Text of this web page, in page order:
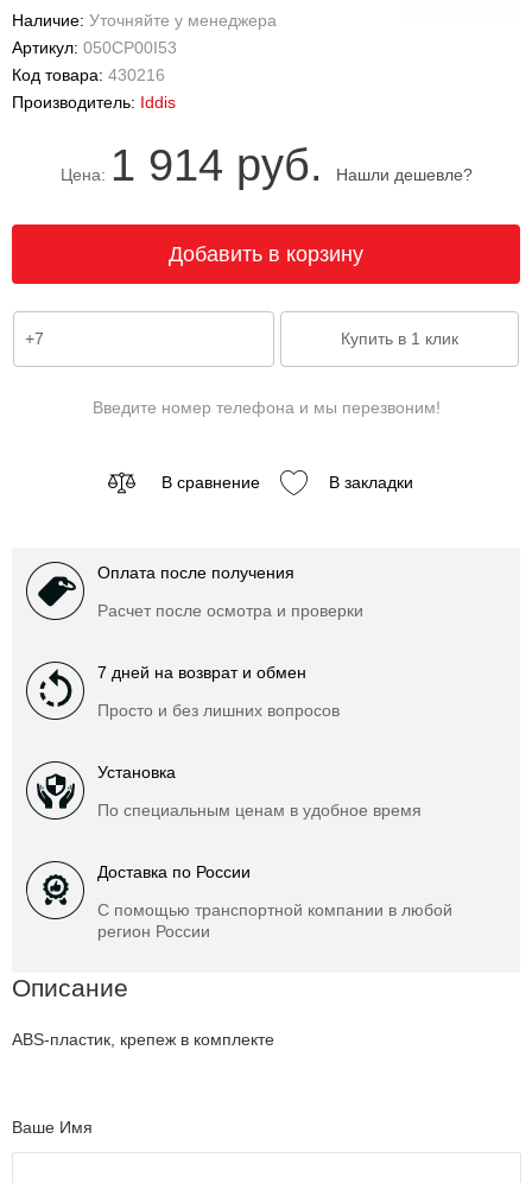
Наличие: Уточняйте у менеджера
Артикул: 050CP00I53
Код товара: 430216
Производитель: Iddis
Цена: 1 914 руб. Нашли дешевле?
Введите номер телефона и мы перезвоним!
В сравнение В закладки
Оплата после получения
Расчет после осмотра и проверки
7 дней на возврат и обмен
Просто и без лишних вопросов
Установка
По специальным ценам в удобное время
Доставка по России
С помощью транспортной компании в любой
регион России
Описание
ABS-пластик, крепеж в комплекте
Ваше Имя